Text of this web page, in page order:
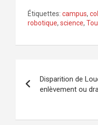
Étiquettes: campus,
robotique, science,
de
Disparition de
enlèvement ou